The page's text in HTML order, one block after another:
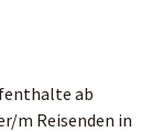
ab
m Reisenden in